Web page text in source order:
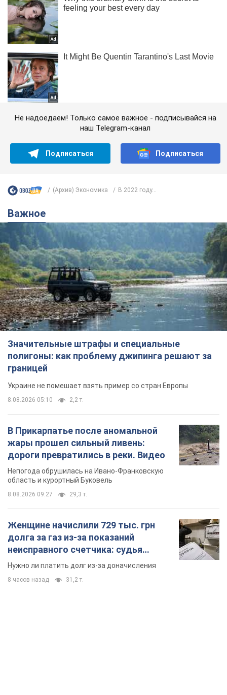
Не надоедаем! Только самое важное - подписывайся на
наш Telegram-канал
Подписаться Подписаться
(Архив) Экономика В 2022 году...
Важное
Значительные штрафы и специальные
полигоны: как проблему джипинга решают за
границей
Украине не помешает взять пример со стран Европы
8.08.2026 05:10 2,2 т.
В Прикарпатье после аномальной
жары прошел сильный ливень:
дороги превратились в реки. Видео
Непогода обрушилась на Ивано-Франковскую
область и курортный Буковель
8.08.2026 09:27 29,3 т.
Женщине начислили 729 тыс. грн
долга за газ из-за показаний
неисправного счетчика: судья
вынес неожиданное решение
Нужно ли платить долг из-за доначисления
8 часов назад 31,2 т.